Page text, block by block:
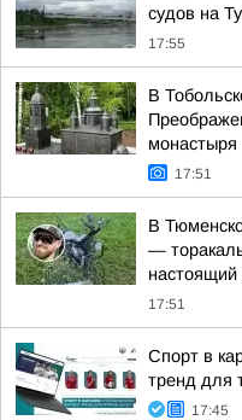
судов на
17:55
В
монастыря
17:51
В
—
настоящий
17:51
Спорт в
тренд для
17:45